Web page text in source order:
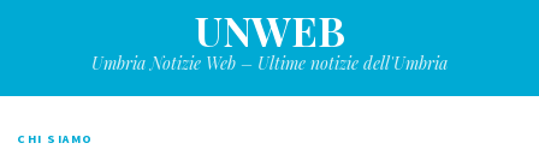
UNWEB
Umbria Notizie Web – Ultime notizie dell'Umbria
CHI SIAMO